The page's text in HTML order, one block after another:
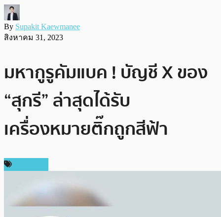
By Supakit Kaewmanee
สิงหาคม 31, 2023
มหากูรูคัมแบค ! บัญชี X ของ
“สุกรี” ล่าสุดได้รับ
เครื่องหมายติ๊กถูกสีฟ้า